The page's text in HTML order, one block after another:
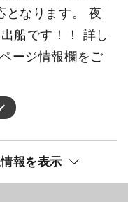
となります。 夜
船です！！ 詳し
ージ情報欄をご
報を表示